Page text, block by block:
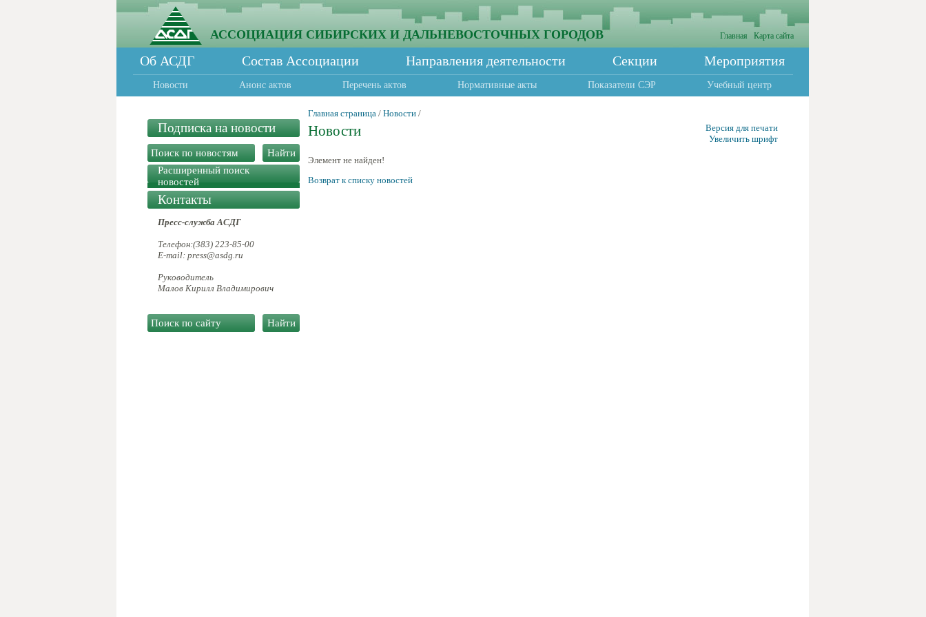
АССОЦИАЦИЯ СИБИРСКИХ И ДАЛЬНЕВОСТОЧНЫХ ГОРОДОВ Главная Карта сайта
Об АСДГ Состав Ассоциации Направления деятельности Секции Мероприятия
Новости Анонс актов Перечень актов Нормативные акты Показатели СЭР Учебный центр
Подписка на новости
Расширенный поиск
новостей
Контакты
Пресс-служба АСДГ
Телефон:(383) 223-85-00
E-mail: press@asdg.ru
Руководитель
Малов Кирилл Владимирович
Главная страница / Новости /
Новости
Версия для печати
Увеличить шрифт
Элемент не найден!
Возврат к списку новостей